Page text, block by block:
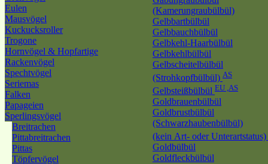
Eulen
Mausvögel
Kuckucksroller
Trogone
Hornvögel & Hopfartige
Rackenvögel
Spechtvögel
Seriemas
Falken
Papageien
Sperlingsvögel
Breitrachen
Pittabreitrachen
Pittas
Töpfervögel
(Kamerungraubülbül)
Gelbbartbülbül
Gelbbauchbülbül
Gelbkehl-Haarbülbül
Gelbkehlbülbül
Gelbscheitelbülbül
(Strohkopfbülbül) AS
Gelbsteißbülbül EU ,AS
Goldbrauenbülbül
Goldbrustbülbül
(Schwarzhaubenbülbül)
(kein Art- oder Unterartstatus)
Goldbülbül
Goldfleckbülbül